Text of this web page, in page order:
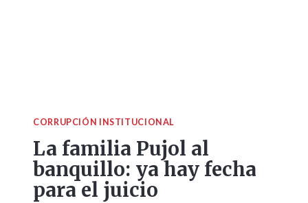
CORRUPCIÓN INSTITUCIONAL
La familia Pujol al
banquillo: ya hay fecha
para el juicio